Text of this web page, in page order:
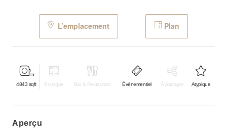
L’emplacement Plan
4843 sqft Boutique Bar & Restaurant Événementiel À partager Atypique
aperçu